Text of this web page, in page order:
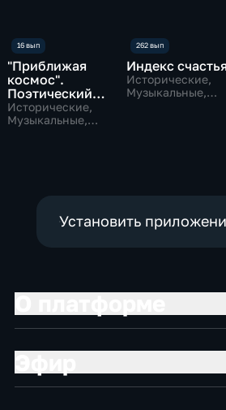
"Приближая
космос".
Поэтический
проект
Исторические,
Музыкальные,
Индекс счастья
Исторические,
Музыкальные,
Установить